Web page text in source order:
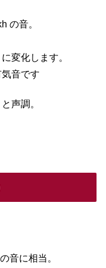
の音。
変化します。
音です
声調。
音に相当。